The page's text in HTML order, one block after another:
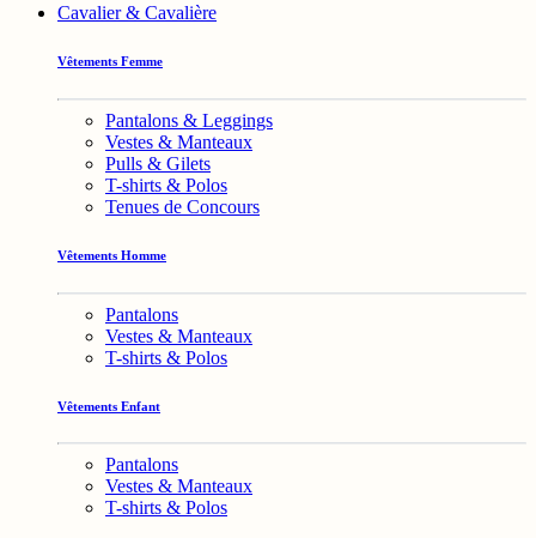
Cavalier & Cavalière
Vêtements Femme
Pantalons & Leggings
Vestes & Manteaux
Pulls & Gilets
T-shirts & Polos
Tenues de Concours
Vêtements Homme
Pantalons
Vestes & Manteaux
T-shirts & Polos
Vêtements Enfant
Pantalons
Vestes & Manteaux
T-shirts & Polos